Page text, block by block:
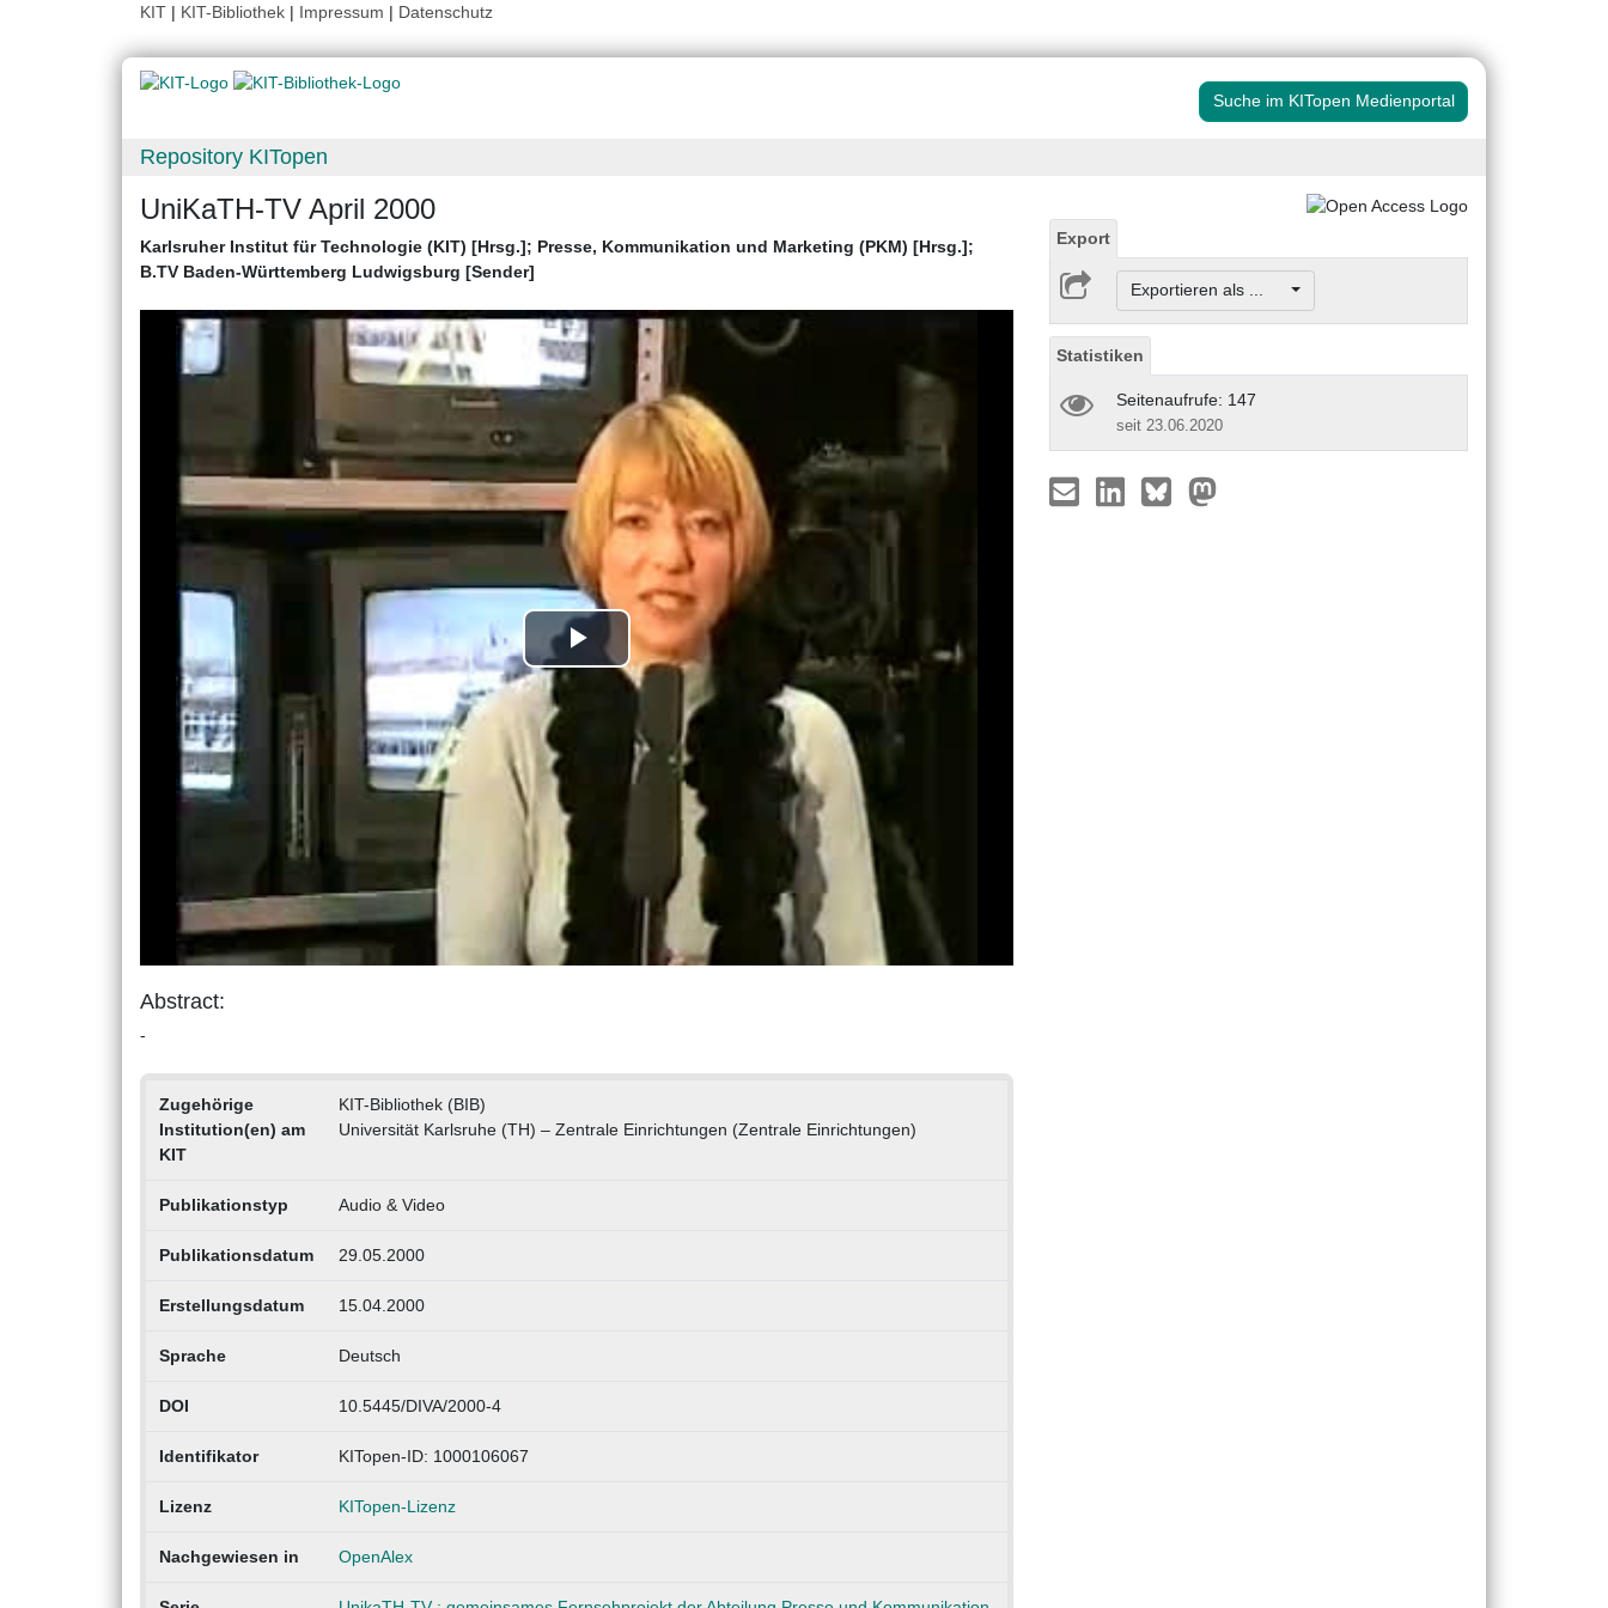
KIT | KIT-Bibliothek | Impressum | Datenschutz
Suche im KITopen Medienportal
Repository KITopen
UniKaTH-TV April 2000
Karlsruher Institut für Technologie (KIT) [Hrsg.]; Presse, Kommunikation und Marketing (PKM) [Hrsg.];
B.TV Baden-Württemberg Ludwigsburg [Sender]
Play
Video
Abstract:
-
Zugehörige
Institution(en) am
KIT
KIT-Bibliothek (BIB)
Universität Karlsruhe (TH) – Zentrale Einrichtungen (Zentrale Einrichtungen)
Publikationstyp Audio & Video
Publikationsdatum 29.05.2000
Erstellungsdatum 15.04.2000
Sprache Deutsch
DOI 10.5445/DIVA/2000-4
Identifikator KITopen-ID: 1000106067
Lizenz KITopen-Lizenz
Nachgewiesen in OpenAlex
Export
Exportieren als ...
Statistiken
Seitenaufrufe: 147
seit 23.06.2020